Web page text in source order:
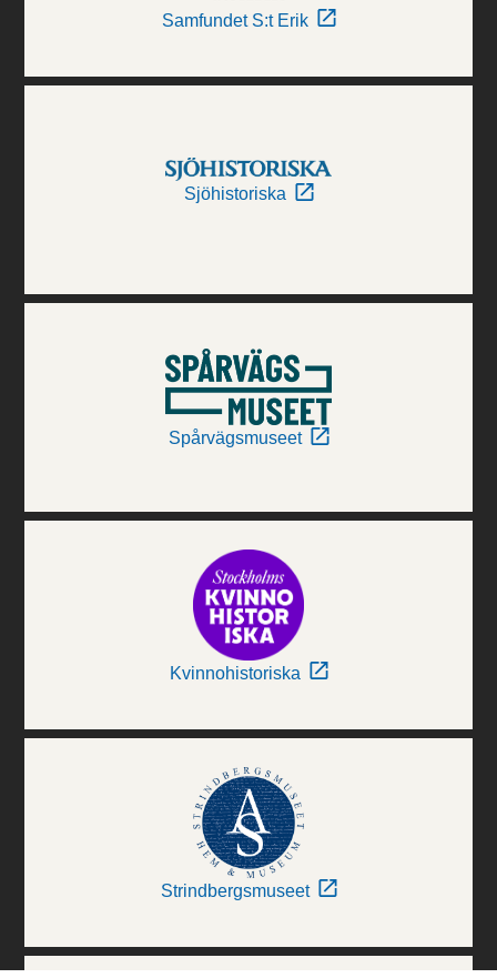
Samfundet S:t Erik
Sjöhistoriska
Spårvägsmuseet
Kvinnohistoriska
Strindbergsmuseet